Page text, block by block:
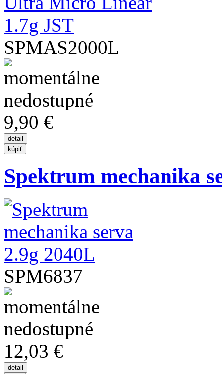
SPMAS2000L
9,90 €
Spektrum mechanika
SPM6837
12,03 €